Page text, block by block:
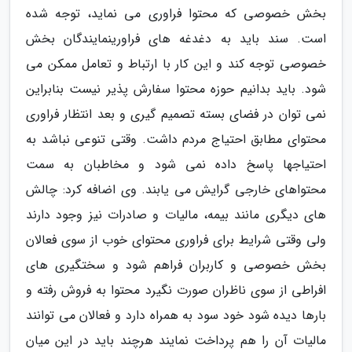
بخش خصوصی که محتوا فراوری می نماید، توجه شده
است. سند باید به دغدغه های فراورینمایندگان بخش
خصوصی توجه کند و این کار با ارتباط و تعامل ممکن می
شود. باید بدانیم حوزه محتوا سفارش پذیر نیست بنابراین
نمی توان در فضای بسته تصمیم گیری و بعد انتظار فراوری
محتوای مطابق احتیاج مردم داشت. وقتی تنوعی نباشد به
احتیاجها پاسخ داده نمی شود و مخاطبان به سمت
محتواهای خارجی گرایش می یابند. وی اضافه کرد: چالش
های دیگری مانند بیمه، مالیات و صادرات نیز وجود دارند
ولی وقتی شرایط برای فراوری محتوای خوب از سوی فعالان
بخش خصوصی و کاربران فراهم شود و سختگیری های
افراطی از سوی ناظران صورت نگیرد محتوا به فروش رفته و
بارها دیده شود خود سود به همراه دارد و فعالان می توانند
مالیات آن را هم پرداخت نمایند هرچند باید در این میان